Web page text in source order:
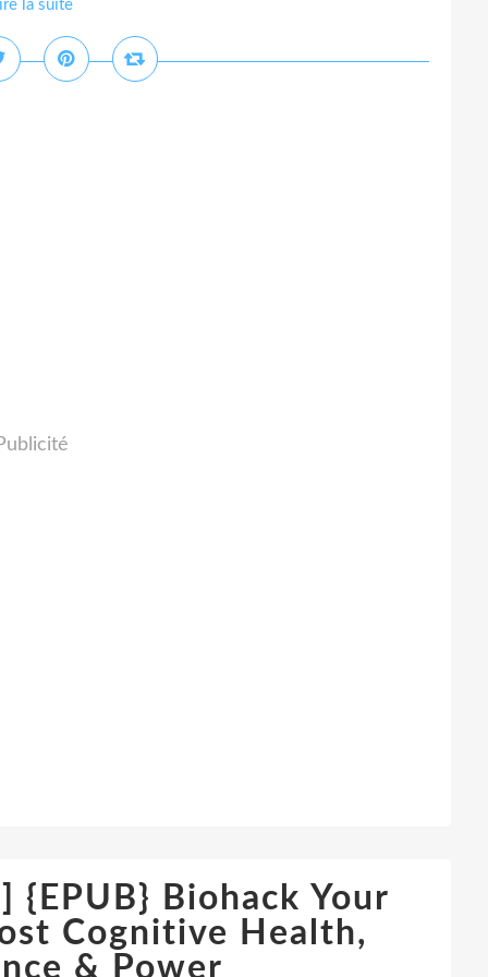
la suite
{EPUB} Biohack Your
Cognitive Health,
& Power